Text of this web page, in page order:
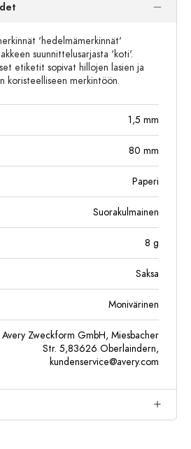
'hedelmämerkinnät'
suunnittelusarjasta 'koti'.
etiketit sopivat hillojen lasien ja
koristeelliseen merkintöön.
1,5 mm
80 mm
Paperi
Suorakulmainen
8 g
Saksa
Monivärinen
Avery Zweckform GmbH, Miesbacher
Str. 5,83626 Oberlaindern,
kundenservice@avery.com